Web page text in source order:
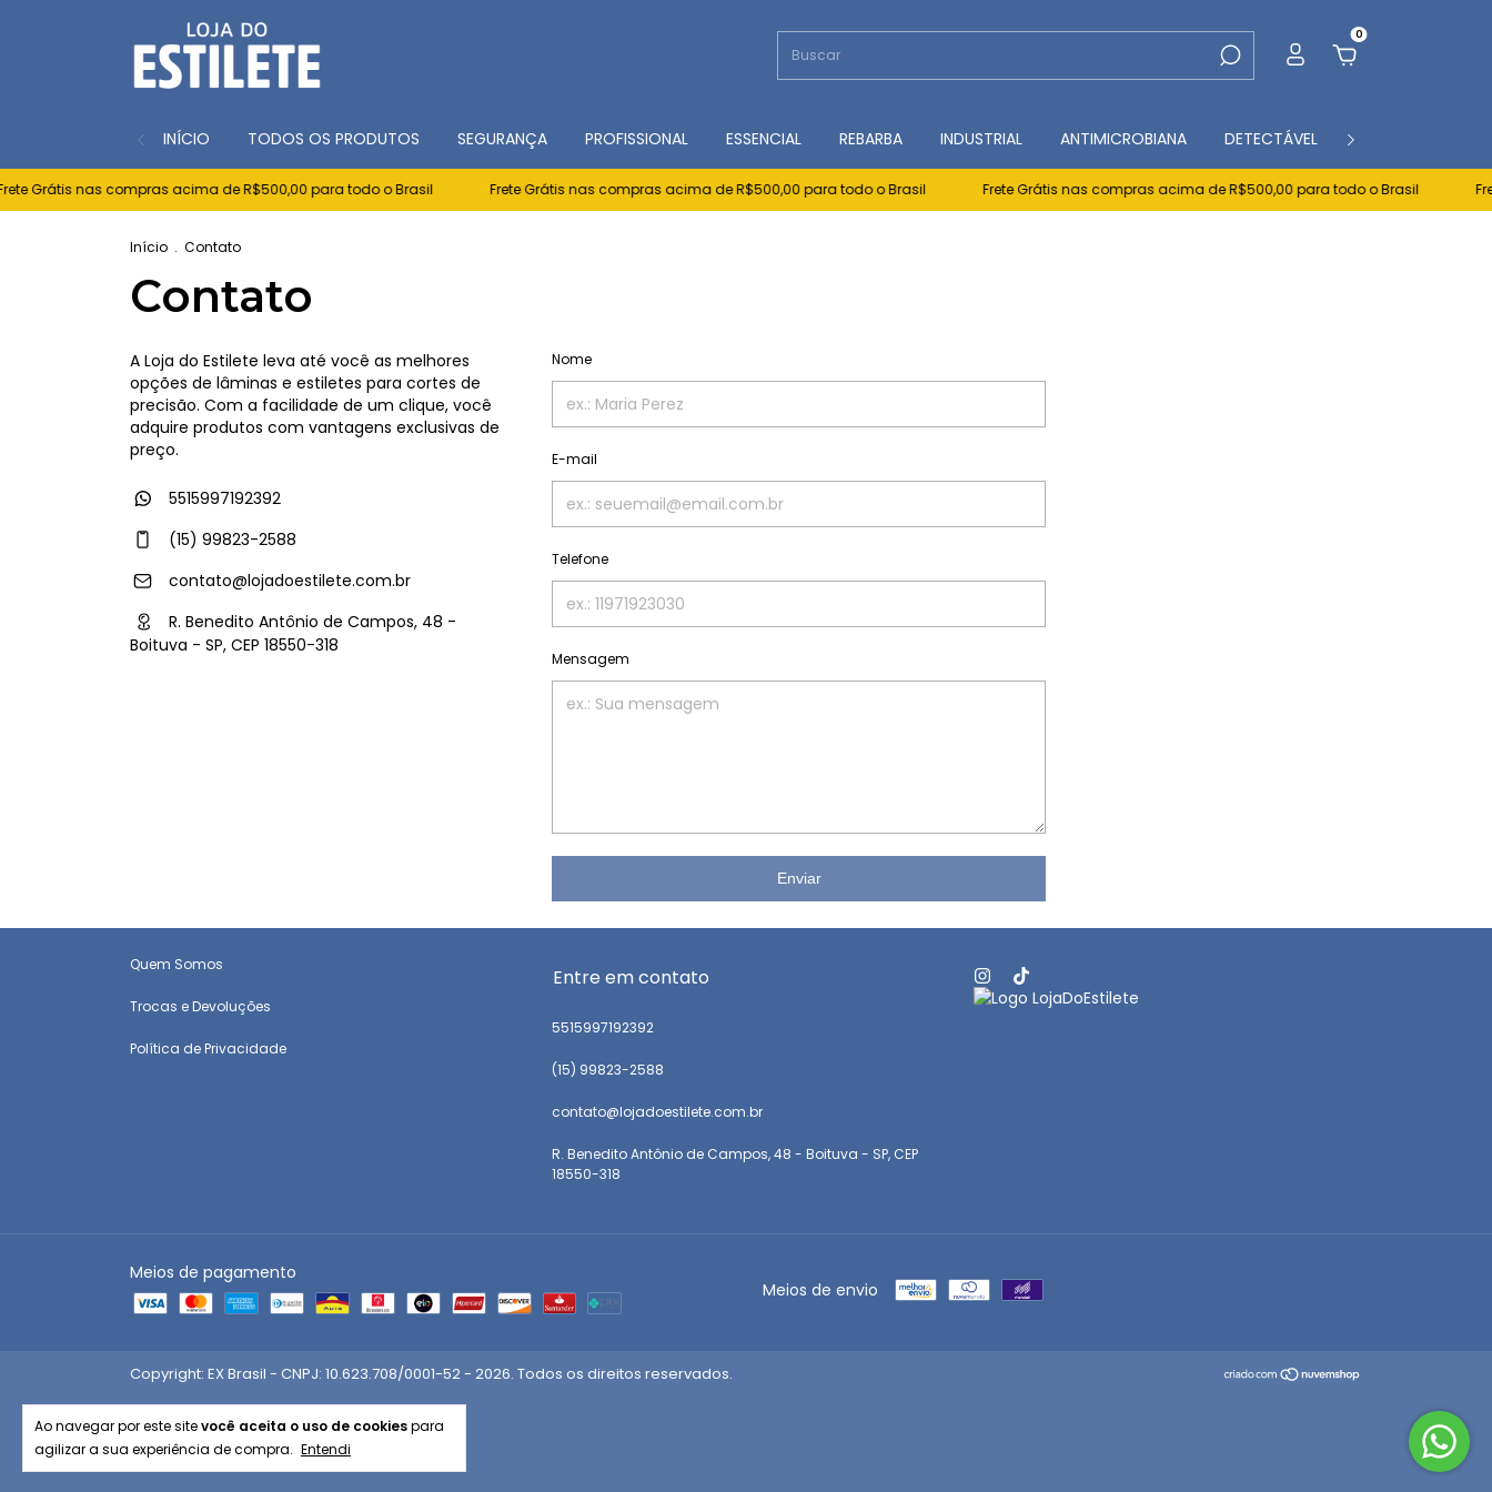
0
INÍCIO TODOS OS PRODUTOS SEGURANÇA PROFISSIONAL ESSENCIAL REBARBA INDUSTRIAL ANTIMICROBIANA DETECTÁVEL
Grátis nas compras acima de R$500,00 para todo o Brasil Frete Grátis nas compras acima de R$500,00 para todo o Brasil Frete Grátis nas compras acima de R$500,00 para todo o Brasil
Ao navegar por este sitevocê aceita o uso de cookiespara
agilizar a sua experiência de compra. Entendi
Início . Contato
Contato
A Loja do Estilete leva até você as melhores
opções de lâminas e estiletes para cortes de
precisão. Com a facilidade de um clique, você
adquire produtos com vantagens exclusivas de
preço.
5515997192392
(15) 99823-2588
contato@lojadoestilete.com.br
R. Benedito Antônio de Campos, 48 -
Boituva - SP, CEP 18550-318
Nome
E-mail
Telefone
Mensagem
Enviar
Quem Somos
Trocas e Devoluções
Política de Privacidade
Entre em contato
5515997192392
(15) 99823-2588
contato@lojadoestilete.com.br
R. Benedito Antônio de Campos, 48 - Boituva - SP, CEP
18550-318
Meios de pagamento
Meios de envio